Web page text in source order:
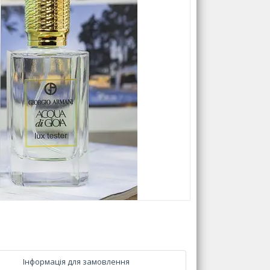
Інформація для замовлення